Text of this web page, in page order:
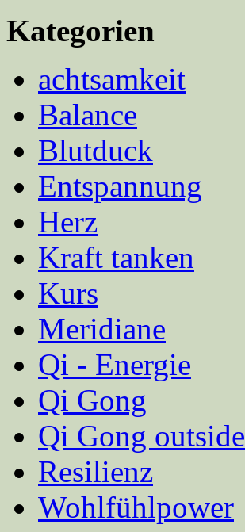
Kategorien
achtsamkeit
Balance
Blutduck
Entspannung
Herz
Kraft tanken
Kurs
Meridiane
Qi - Energie
Qi Gong
Qi Gong outside
Resilienz
Wohlfühlpower